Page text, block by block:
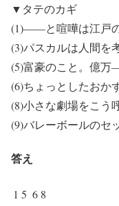
▼タテのカギ
(1)――と喧嘩は江戸
(3)パスカルは人間
(5)富豪のこと。億
(6)ちょっとしたおか
(8)小さな劇場をこう
(9)バレーボールのセ
答え
1 5 6 8